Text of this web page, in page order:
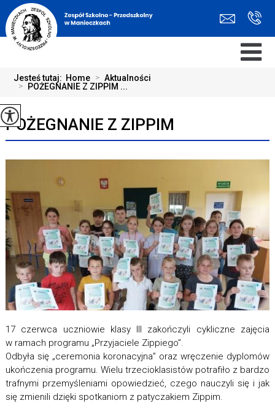
Jesteś tutaj: Home > Aktualności
> POŻEGNANIE Z ZIPPIM ...
POŻEGNANIE Z ZIPPIM
17 czerwca uczniowie klasy III zakończyli cykliczne zajęcia
w ramach programu „Przyjaciele Zippiego”.
Odbyła się „ceremonia koronacyjna” oraz wręczenie dyplomów
ukończenia programu. Wielu trzecioklasistów potrafiło z bardzo
trafnymi przemyśleniami opowiedzieć, czego nauczyli się i jak
się zmienili dzięki spotkaniom z patyczakiem Zippim.